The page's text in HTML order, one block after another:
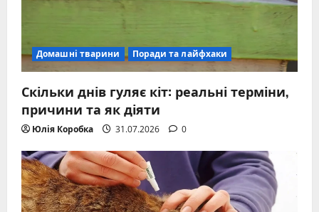
Домашні тварини Поради та лайфхаки
Скільки днів гуляє кіт: реальні терміни,
причини та як діяти
Юлія Коробка 31.07.2026 0